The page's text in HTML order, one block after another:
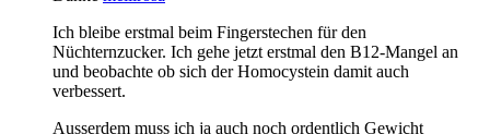
Ich bleibe erstmal beim Fingerstechen für den
Nüchternzucker. Ich gehe jetzt erstmal den B12-Mangel an
und beobachte ob sich der Homocystein damit auch
verbessert.
Ausserdem muss ich ja auch noch ordentlich Gewicht